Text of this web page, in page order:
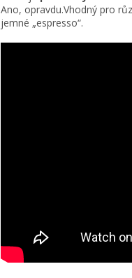
Ano, opravdu.Vhodný pro
jemné „espresso“.